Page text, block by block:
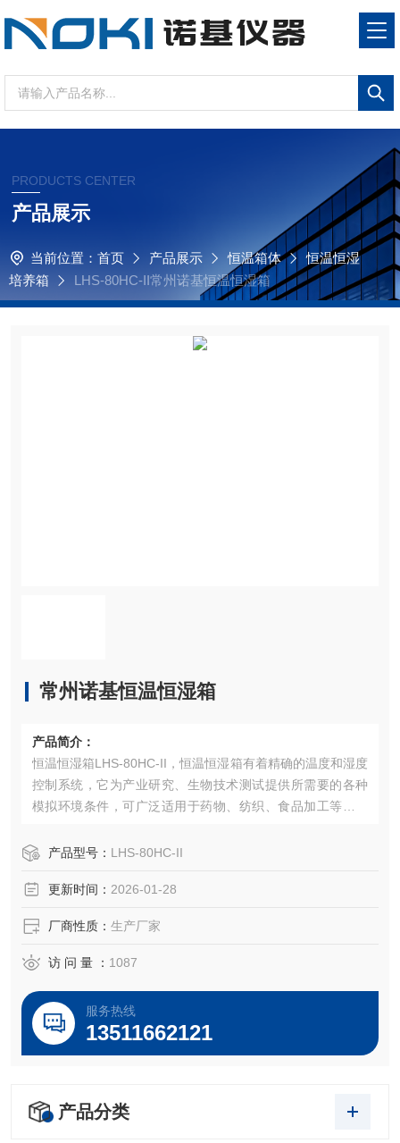
PRODUCTS CENTER
产品展示
当前位置： 首页 产品展示 恒温箱体
恒温恒湿
培养箱
LHS-80HC-II常州诺基恒温恒湿箱
常州诺基恒温恒湿箱
产品简介：
恒温恒湿箱LHS-80HC-II，恒温恒湿箱有着精确的温度和湿度
控制系统，它为产业研究、生物技术测试提供所需要的各种
模拟环境条件，可广泛适用于药物、纺织、食品加工等无菌
品寿命等测试。
产品型号： LHS-80HC-II
更新时间： 2026-01-28
厂商性质： 生产厂家
访 问 量 ： 1087
服务热线
13511662121
产品分类